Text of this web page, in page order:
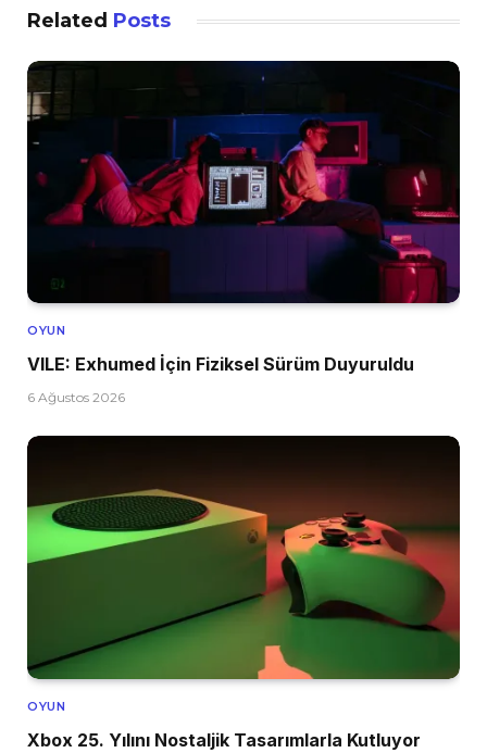
Related Posts
OYUN
VILE: Exhumed İçin Fiziksel Sürüm Duyuruldu
6 Ağustos 2026
OYUN
Xbox 25. Yılını Nostaljik Tasarımlarla Kutluyor